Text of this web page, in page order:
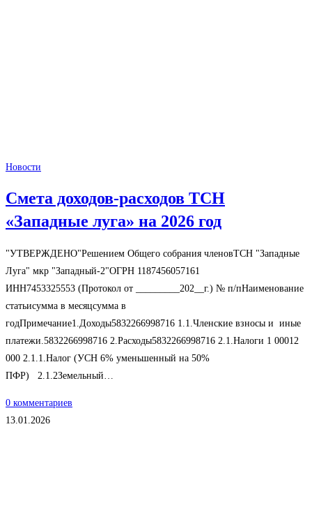
Новости
Смета доходов-расходов ТСН
«Западные луга» на 2026 год
"УТВЕРЖДЕНО"Решением Общего собрания членовТСН "Западные
Луга" мкр "Западный-2"ОГРН 1187456057161
ИНН7453325553 (Протокол от _________202__г.) № п/пНаименование
статьисумма в месяцсумма в
годПримечание1.Доходы5832266998716 1.1.Членские взносы и иные
платежи.5832266998716 2.Расходы5832266998716 2.1.Налоги 1 00012
000 2.1.1.Налог (УСН 6% уменьшенный на 50%
ПФР) 2.1.2Земельный…
0 комментариев
13.01.2026